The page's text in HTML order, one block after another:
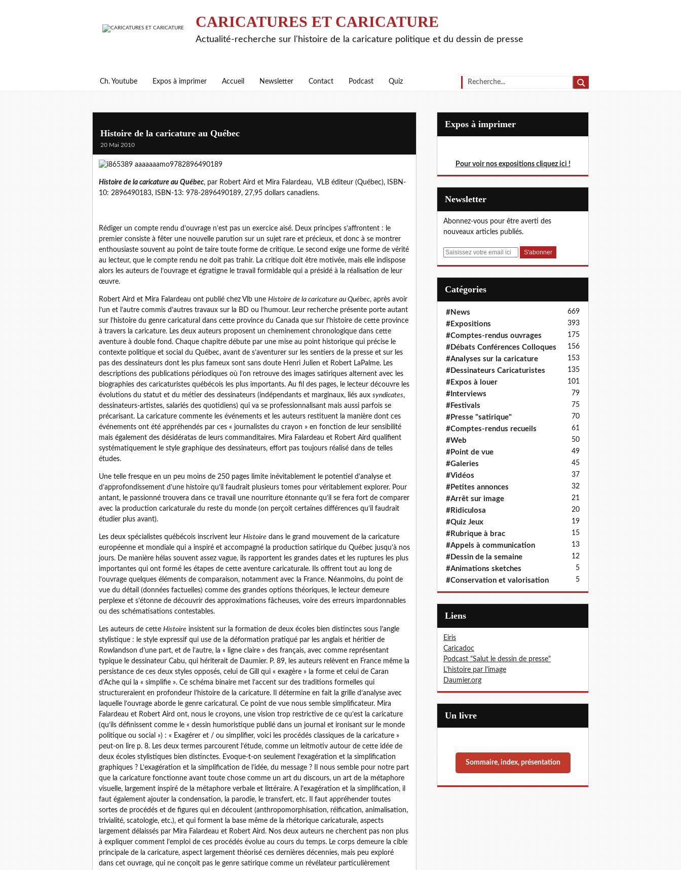
CARICATURES ET CARICATURE
Actualité-recherche sur l'histoire de la caricature politique et du dessin de presse
Ch. Youtube Expos à imprimer Accueil Newsletter Contact Podcast Quiz
Histoire de la caricature au Québec
20 Mai 2010
Histoire de la caricature au Québec, par Robert Aird et Mira Falardeau, VLB éditeur (Québec), ISBN-
10: 2896490183, ISBN-13: 978-2896490189, 27,95 dollars canadiens.
Rédiger un compte rendu d’ouvrage n’est pas un exercice aisé. Deux principes s’affrontent : le
premier consiste à fêter une nouvelle parution sur un sujet rare et précieux, et donc à se montrer
enthousiaste souvent au point de taire toute forme de critique. Le second exige une forme de vérité
au lecteur, que le compte rendu ne doit pas trahir. La critique doit être motivée, mais elle indispose
alors les auteurs de l’ouvrage et égratigne le travail formidable qui a présidé à la réalisation de leur
œuvre.
Robert Aird et Mira Falardeau ont publié chez Vlb une Histoire de la caricature au Québec, après avoir
l’un et l’autre commis d’autres travaux sur la BD ou l’humour. Leur recherche présente porte autant
sur l’histoire du genre caricatural dans cette province du Canada que sur l’histoire de cette province
à travers la caricature. Les deux auteurs proposent un cheminement chronologique dans cette
aventure à double fond. Chaque chapitre débute par une mise au point historique qui précise le
contexte politique et social du Québec, avant de s’aventurer sur les sentiers de la presse et sur les
pas des dessinateurs dont les plus fameux sont sans doute Henri Julien et Robert LaPalme. Les
descriptions des publications périodiques où l’on retrouve des images satiriques alternent avec les
biographies des caricaturistes québécois les plus importants. Au fil des pages, le lecteur découvre les
évolutions du statut et du métier des dessinateurs (indépendants et marginaux, liés aux syndicates,
dessinateurs-artistes, salariés des quotidiens) qui va se professionnalisant mais aussi parfois se
précarisant. La caricature commente les événements et les auteurs restituent la manière dont ces
événements ont été appréhendés par ces « journalistes du crayon » en fonction de leur sensibilité
mais également des désidératas de leurs commanditaires. Mira Falardeau et Robert Aird qualifient
systématiquement le style graphique des dessinateurs, effort pas toujours réalisé dans de telles
études.
Une telle fresque en un peu moins de 250 pages limite inévitablement le potentiel d’analyse et
d’approfondissement d’une histoire qu’il faudrait plusieurs tomes pour véritablement explorer. Pour
antant, le passionné trouvera dans ce travail une nourriture étonnante qu’il se fera fort de comparer
avec la production caricaturale du reste du monde (on perçoit certaines différences qu’il faudrait
étudier plus avant).
Les deux spécialistes québécois inscrivent leur Histoire dans le grand mouvement de la caricature
européenne et mondiale qui a inspiré et accompagné la production satirique du Québec jusqu’à nos
jours. De manière hélas souvent assez vague, ils rapportent les grandes dates et les ruptures les plus
importantes qui ont formé les étapes de cette aventure caricaturale. Ils offrent tout au long de
l’ouvrage quelques éléments de comparaison, notamment avec la France. Néanmoins, du point de
vue du détail (données factuelles) comme des grandes options théoriques, le lecteur demeure
perplexe et s’étonne de découvrir des approximations fâcheuses, voire des erreurs impardonnables
ou des schématisations contestables.
Les auteurs de cette Histoire insistent sur la formation de deux écoles bien distinctes sous l’angle
stylistique : le style expressif qui use de la déformation pratiqué par les anglais et héritier de
Rowlandson d’une part, et de l’autre, la « ligne claire » des français, avec comme représentant
typique le dessinateur Cabu, qui hériterait de Daumier. P. 89, les auteurs relèvent en France même la
persistance de ces deux styles opposés, celui de Gill qui « exagère » la forme et celui de Caran
d’Ache qui la « simplifie ». Ce schéma binaire met l’accent sur des traditions formelles qui
structureraient en profondeur l’histoire de la caricature. Il détermine en fait la grille d’analyse avec
laquelle l’ouvrage aborde le genre caricatural. Ce point de vue nous semble simplificateur. Mira
Falardeau et Robert Aird ont, nous le croyons, une vision trop restrictive de ce qu’est la caricature
(qu’ils définissent comme le « dessin humoristique publié dans un journal et ironisant sur le monde
politique ou social ») : « Exagérer et / ou simplifier, voici les procédés classiques de la caricature »
peut-on lire p. 8. Les deux termes parcourent l’étude, comme un leitmotiv autour de cette idée de
deux écoles stylistiques bien distinctes. Evoque-t-on seulement l’exagération et la simplification
graphiques ? L’exagération et la simplification de l’idée, du message ? Il nous semble pour notre part
que la caricature fonctionne avant toute chose comme un art du discours, un art de la métaphore
visuelle, largement inspiré de la métaphore verbale et littéraire. A l’exagération et la simplification, il
faut également ajouter la condensation, la parodie, le transfert, etc. Il faut appréhender toutes
sortes de procédés et de figures qui en découlent (anthropomorphisation, réification, animalisation,
trivialité, scatologie, etc.), et qui forment la base même de la rhétorique caricaturale, aspects
largement délaissés par Mira Falardeau et Robert Aird. Nos deux auteurs ne cherchent pas non plus
à expliquer comment l’emploi de ces procédés évolue au cours du temps. Le corps demeure la cible
principale de la caricature, aspect largement théorisé ces dernières décennies, mais peu exploré
dans cet ouvrage, qui ne conçoit pas le genre satirique comme un révélateur particulièrement
Expos à imprimer
Pour voir nos expositions cliquez ici !
Newsletter
Abonnez-vous pour être averti des
nouveaux articles publiés.
E
Catégories
#News 669
#Expositions 393
#Comptes-rendus ouvrages 175
#Débats Conférences Colloques 156
#Analyses sur la caricature 153
#Dessinateurs Caricaturistes 135
#Expos à louer 101
#Interviews 79
#Festivals 75
#Presse "satirique" 70
#Comptes-rendus recueils 61
#Web 50
#Point de vue 49
#Galeries 45
#Vidéos 37
#Petites annonces 32
#Arrêt sur image 21
#Ridiculosa 20
#Quiz Jeux 19
#Rubrique à brac 15
#Appels à communication 13
#Dessin de la semaine 12
#Animations sketches 5
#Conservation et valorisation 5
Liens
Eiris
Caricadoc
Podcast "Salut le dessin de presse"
L'histoire par l'image
Daumier.org
Un livre
Sommaire, index, présentation